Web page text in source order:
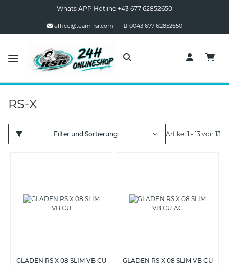
Whats APP Hotline +43 677 62852650
office@team-rsr.com 0043 677 62852650
RS-X
Filter und Sortierung Artikel 1 - 13 von 13
GLADEN RS X 08 SLIM VB CU
GLADEN RS X 08 SLIM VB CU